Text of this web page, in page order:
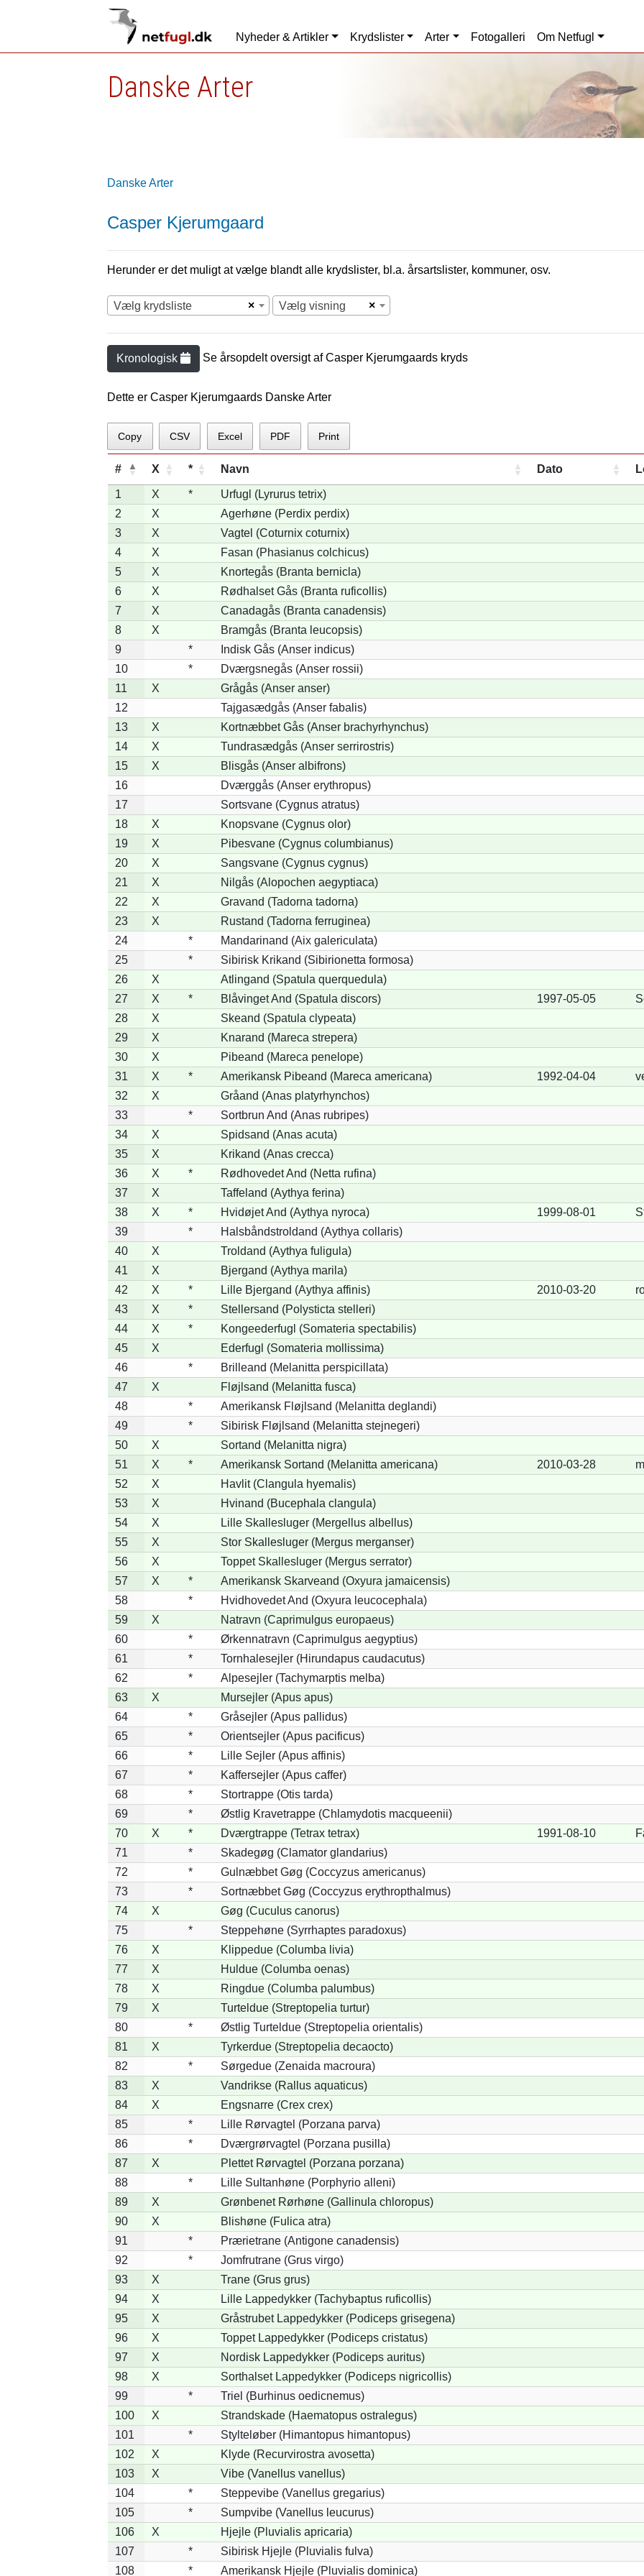
Nyheder & Artikler Krydslister Arter Fotogalleri Om Netfugl
Danske Arter
Danske Arter
Casper Kjerumgaard
Herunder er det muligt at vælge blandt alle krydslister, bl.a. årsartslister, kommuner, osv.
×
Vælg krydsliste ×
Vælg visning
Kronologisk Se årsopdelt oversigt afCasper Kjerumgaards kryds
Dette er Casper Kjerumgaards Danske Arter
Copy CSV Excel PDF Print
# X * Navn Dato
1 X *
Urfugl (Lyrurus tetrix)
2
X
Agerhøne (Perdix perdix)
3
X
Vagtel (Coturnix coturnix)
4
X
Fasan (Phasianus colchicus)
5
X
Knortegås (Branta bernicla)
6
X
Rødhalset Gås (Branta ruficollis)
7
X
Canadagås (Branta canadensis)
8
X
Bramgås (Branta leucopsis)
9
*
Indisk Gås (Anser indicus)
10
*
Dværgsnegås (Anser rossii)
11
X
Grågås (Anser anser)
12
Tajgasædgås (Anser fabalis)
13
X
Kortnæbbet Gås (Anser brachyrhynchus)
14
X
Tundrasædgås (Anser serrirostris)
15
X
Blisgås (Anser albifrons)
16
Dværggås (Anser erythropus)
17
Sortsvane (Cygnus atratus)
18
X
Knopsvane (Cygnus olor)
19
X
Pibesvane (Cygnus columbianus)
20
X
Sangsvane (Cygnus cygnus)
21
X
Nilgås (Alopochen aegyptiaca)
22
X
Gravand (Tadorna tadorna)
23
X
Rustand (Tadorna ferruginea)
24
*
Mandarinand (Aix galericulata)
25
*
Sibirisk Krikand (Sibirionetta formosa)
26
X
Atlingand (Spatula querquedula)
27
X * Blåvinget And (Spatula discors) 1997-05-05
28
X
Skeand (Spatula clypeata)
29
X
Knarand (Mareca strepera)
30
X
Pibeand (Mareca penelope)
31
X * Amerikansk Pibeand (Mareca americana) 1992-04-04
32
X
Gråand (Anas platyrhynchos)
33
*
Sortbrun And (Anas rubripes)
34
X
Spidsand (Anas acuta)
35
X
Krikand (Anas crecca)
36
X *
Rødhovedet And (Netta rufina)
37
X
Taffeland (Aythya ferina)
38
X * Hvidøjet And (Aythya nyroca) 1999-08-01
39
*
Halsbåndstroldand (Aythya collaris)
40
X
Troldand (Aythya fuligula)
41
X
Bjergand (Aythya marila)
42
X * Lille Bjergand (Aythya affinis) 2010-03-20
43
X *
Stellersand (Polysticta stelleri)
44
X *
Kongeederfugl (Somateria spectabilis)
45
X
Ederfugl (Somateria mollissima)
46
*
Brilleand (Melanitta perspicillata)
47
X
Fløjlsand (Melanitta fusca)
48
*
Amerikansk Fløjlsand (Melanitta deglandi)
49
*
Sibirisk Fløjlsand (Melanitta stejnegeri)
50
X
Sortand (Melanitta nigra)
51
X * Amerikansk Sortand (Melanitta americana) 2010-03-28
52
X
Havlit (Clangula hyemalis)
53
X
Hvinand (Bucephala clangula)
54
X
Lille Skallesluger (Mergellus albellus)
55
X
Stor Skallesluger (Mergus merganser)
56
X
Toppet Skallesluger (Mergus serrator)
57
X *
Amerikansk Skarveand (Oxyura jamaicensis)
58
*
Hvidhovedet And (Oxyura leucocephala)
59
X
Natravn (Caprimulgus europaeus)
60
*
Ørkennatravn (Caprimulgus aegyptius)
61
*
Tornhalesejler (Hirundapus caudacutus)
62
*
Alpesejler (Tachymarptis melba)
63
X
Mursejler (Apus apus)
64
*
Gråsejler (Apus pallidus)
65
*
Orientsejler (Apus pacificus)
66
*
Lille Sejler (Apus affinis)
67
*
Kaffersejler (Apus caffer)
68
*
Stortrappe (Otis tarda)
69
*
Østlig Kravetrappe (Chlamydotis macqueenii)
70
X * Dværgtrappe (Tetrax tetrax) 1991-08-10
71
*
Skadegøg (Clamator glandarius)
72
*
Gulnæbbet Gøg (Coccyzus americanus)
73
*
Sortnæbbet Gøg (Coccyzus erythropthalmus)
74
X
Gøg (Cuculus canorus)
75
*
Steppehøne (Syrrhaptes paradoxus)
76
X
Klippedue (Columba livia)
77
X
Huldue (Columba oenas)
78
X
Ringdue (Columba palumbus)
79
X
Turteldue (Streptopelia turtur)
80
*
Østlig Turteldue (Streptopelia orientalis)
81
X
Tyrkerdue (Streptopelia decaocto)
82
*
Sørgedue (Zenaida macroura)
83
X
Vandrikse (Rallus aquaticus)
84
X
Engsnarre (Crex crex)
85
*
Lille Rørvagtel (Porzana parva)
86
*
Dværgrørvagtel (Porzana pusilla)
87
X
Plettet Rørvagtel (Porzana porzana)
88
*
Lille Sultanhøne (Porphyrio alleni)
89
X
Grønbenet Rørhøne (Gallinula chloropus)
90
X
Blishøne (Fulica atra)
91
*
Prærietrane (Antigone canadensis)
92
*
Jomfrutrane (Grus virgo)
93
X
Trane (Grus grus)
94
X
Lille Lappedykker (Tachybaptus ruficollis)
95
X
Gråstrubet Lappedykker (Podiceps grisegena)
96
X
Toppet Lappedykker (Podiceps cristatus)
97
X
Nordisk Lappedykker (Podiceps auritus)
98
X
Sorthalset Lappedykker (Podiceps nigricollis)
99
*
Triel (Burhinus oedicnemus)
100
X
Strandskade (Haematopus ostralegus)
101
*
Stylteløber (Himantopus himantopus)
102
X
Klyde (Recurvirostra avosetta)
103
X
Vibe (Vanellus vanellus)
104
*
Steppevibe (Vanellus gregarius)
105
*
Sumpvibe (Vanellus leucurus)
106
X
Hjejle (Pluvialis apricaria)
107
*
Sibirisk Hjejle (Pluvialis fulva)
108
* Amerikansk Hjejle (Pluvialis dominica)